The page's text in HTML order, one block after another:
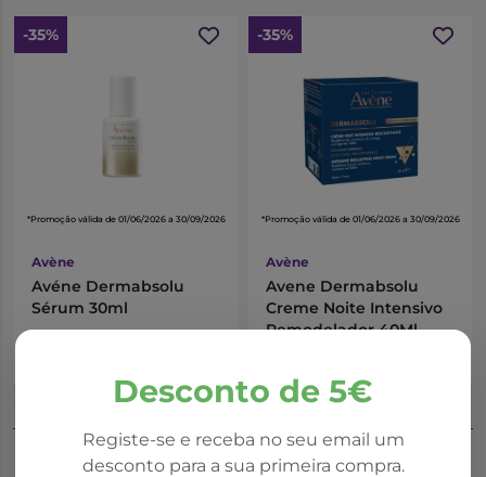
Desconto de 5€
Registe-se e receba no seu email um
desconto para a sua primeira compra.
-35%
*Promoção válida de 01/06/2026 a 30/09/2026
Avène
Avéne Dermabsolu
Sérum 30ml
Adicionar ao Carrinho
-35%
*Promoção válida de 01/06/2026 a 30/09/2026
Avène
Avene Dermabsolu
Creme Noite Intensivo
Remodelador 40Ml
Adicionar ao Carrinho